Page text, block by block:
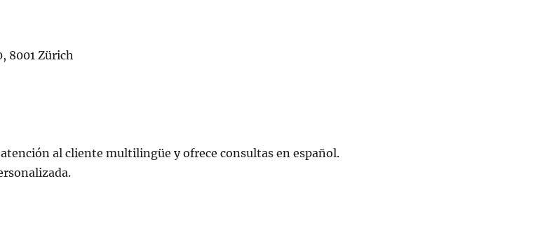
8001 Zürich
al cliente multilingüe y ofrece consultas en español.